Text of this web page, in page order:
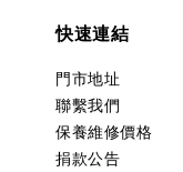
快速連結
門市地址
聯繫我們
保養維修價格
捐款公告